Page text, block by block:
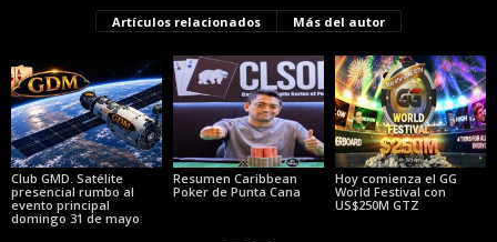
Artículos relacionados Más del autor
Club GMD. Satélite
presencial rumbo al
evento principal
domingo 31 de mayo
Resumen Caribbean
Poker de Punta Cana
Hoy comienza el GG
World Festival con
US$250M GTZ